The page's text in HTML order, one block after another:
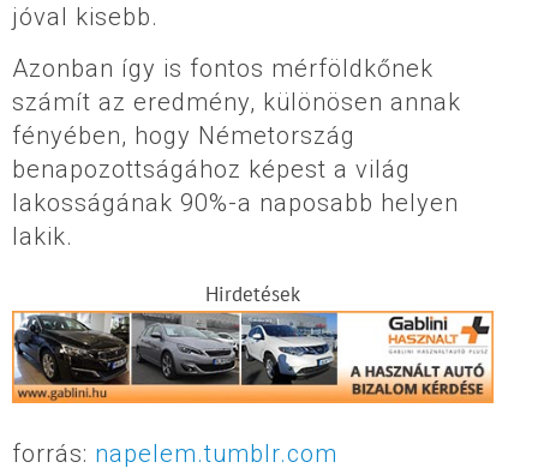
jóval kisebb.
Azonban így is fontos mérföldkőnek
számít az eredmény, különösen annak
fényében, hogy Németország
benapozottságához képest a világ
lakosságának 90%-a naposabb helyen
lakik.
Hirdetések
forrás: napelem.tumblr.com